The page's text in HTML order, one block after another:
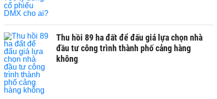
Thu hồi 89 ha đất để đấu giá lựa chọn nhà
đầu tư công trình thành phố cảng hàng
không